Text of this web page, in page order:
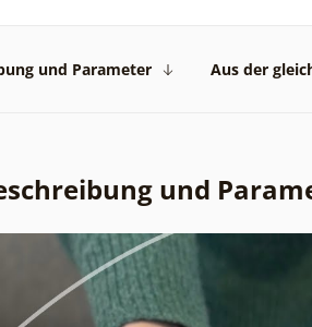
und Parameter Aus der
und